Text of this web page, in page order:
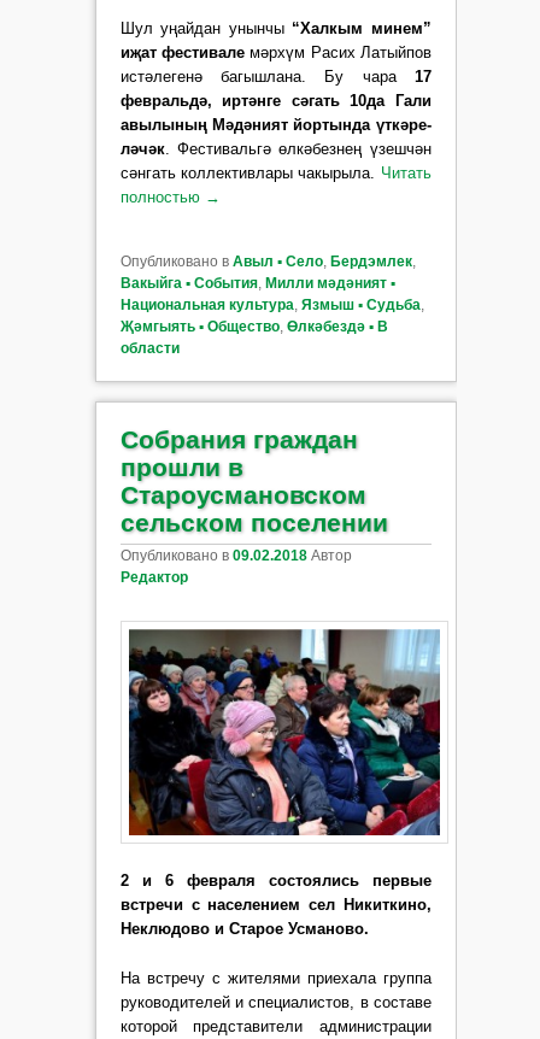
Шул уңайдан унынчы “Хал­кым минем”
иҗат фес­тивалемәрхүм Расих Латый­пов
истәлегенә багышлана. Бу чара 17
февральдә, иртәнге сәгать 10да Гали
авы­лының Мә­дәният йортында үткә­ре­
ләчәк. Фести­вальгә өлкә­без­нең үзеш­чән
сән­гать коллективлары чакырыла.
Читать
полностью →
Опубликовано в Авыл ▪ Село, Бердэмлек,
Вакыйга ▪ События, Милли мәдәният ▪
Национальная культура, Язмыш ▪ Судьба,
Җәмгыять ▪ Общество, Өлкәбездә ▪ В
области
Собрания граждан
прошли в
Староусмановском
сельском поселении
Опубликовано в 09.02.2018 Автор
Редактор
2 и 6 февраля состоялись первые
встречи с населением сел Никиткино,
Неклюдово и Старое Усманово.
На встречу с жителями приехала группа
руководителей и специалистов, в составе
которой представители администрации